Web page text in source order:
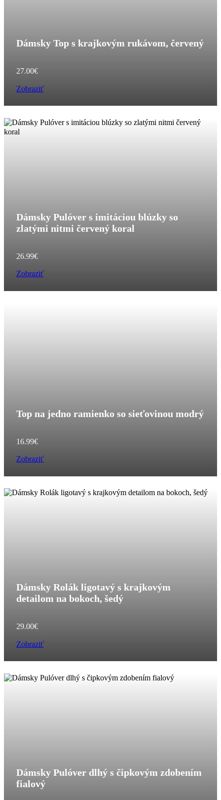
Dámsky Top s krajkovým rukávom, červený
27.00€
Zobraziť
Dámsky Pulóver s imitáciou blúzky so
zlatými nitmi červený koral
26.99€
Zobraziť
Top na jedno ramienko so sieťovinou modrý
16.99€
Zobraziť
Dámsky Rolák ligotavý s krajkovým
detailom na bokoch, šedý
29.00€
Zobraziť
Dámsky Pulóver dlhý s čipkovým zdobením
fialový